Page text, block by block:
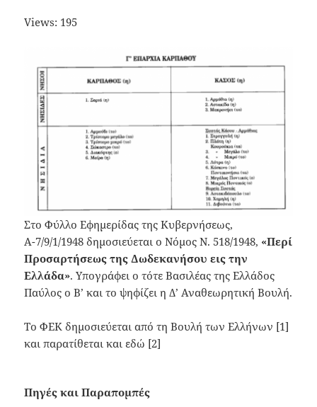
Views: 195
Στο Φύλλο Εφημερίδας της Κυβερνήσεως,
Α-7/9/1/1948 δημοσιεύεται ο Νόμος Ν. 518/1948, «Περί
Προσαρτήσεως της Δωδεκανήσου εις την
Ελλάδα». Υπογράφει ο τότε Βασιλέας της Ελλάδος
Παύλος o B’ και το ψηφίζει η Δ’ Αναθεωρητική Βουλή.
Το ΦΕΚ δημοσιεύεται από τη Βουλή των Ελλήνων [1]
και παρατίθεται και εδώ [2]
Πηγές και Παραπομπές